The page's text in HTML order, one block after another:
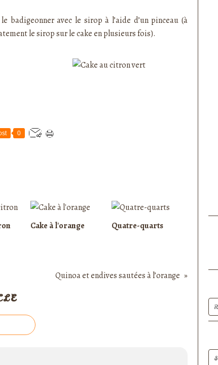
badigeonner avec le sirop à l’aide d’un pinceau (à
le sirop sur le cake en plusieurs fois).
0
Cake à l'orange Quatre-quarts
Quinoa et endives sautées à l’orange